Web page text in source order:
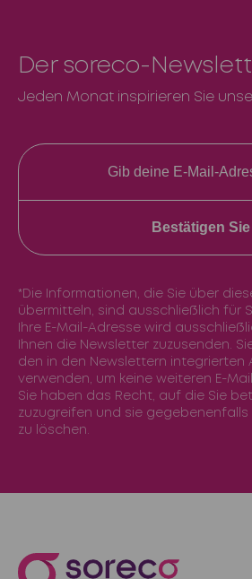
Der soreco-
Jeden Monat inspirieren Sie
Bestätigen Sie
*Die Informationen, die Sie über
übermitteln, sind ausschließlich für
Ihre E-Mail-Adresse wird
Ihnen die Newsletter zuzusenden.
den in den Newslettern integrierten
verwenden, um keine weiteren E-
Sie haben das Recht, auf die Sie
zuzugreifen und sie gegebenenfalls
zu löschen.